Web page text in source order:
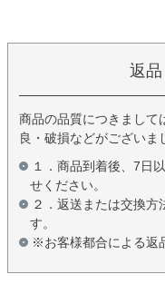
返
商品の品質につきまして
良・破損などがございま
１．商品到着後、7日
せください。
２．返送または交換方
す。
※お客様都合による返